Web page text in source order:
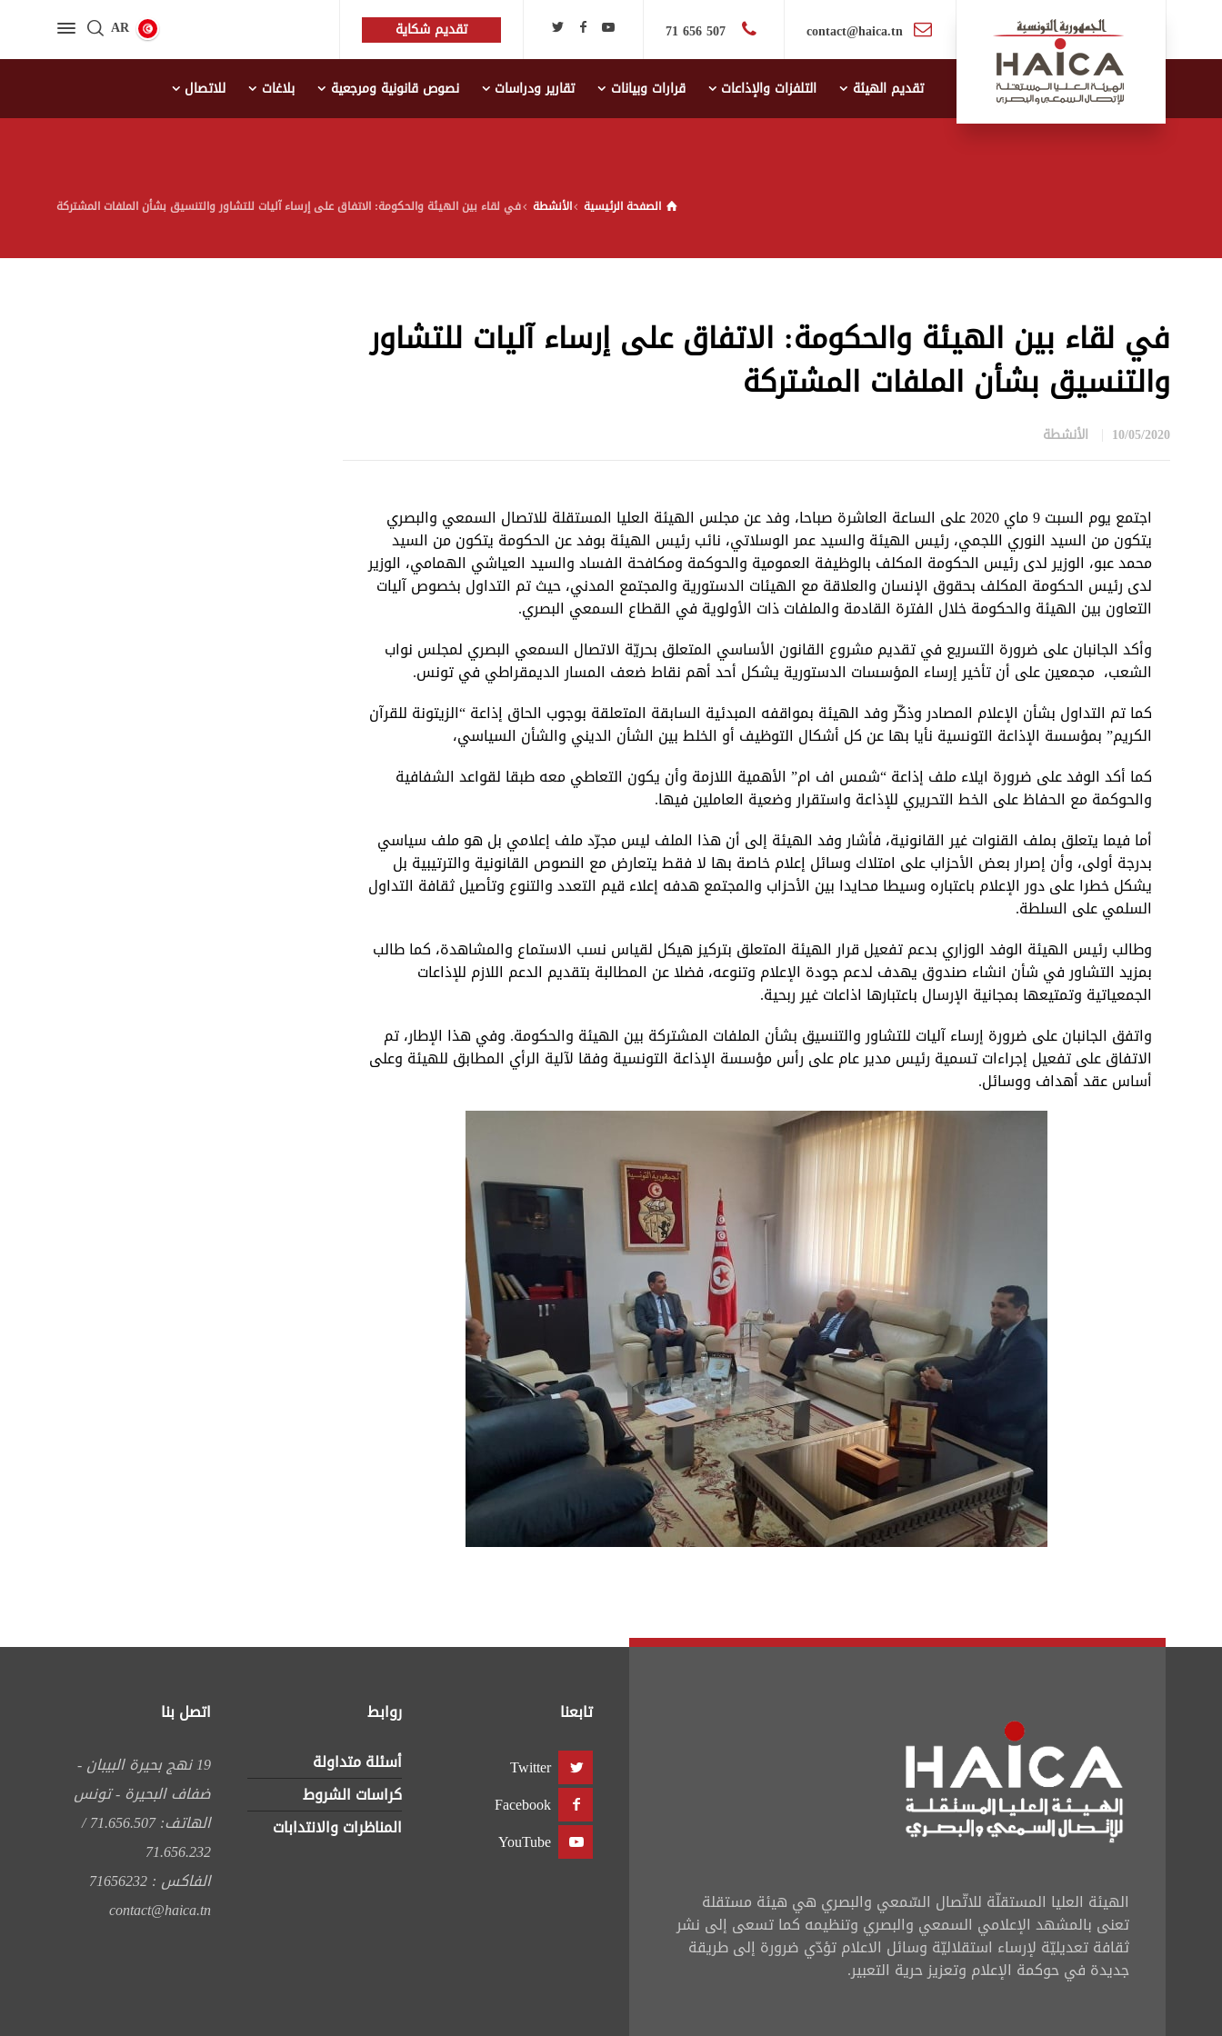
contact@haica.tn
507 656 71 تقديم شكاية AR
تقديم الهيئة التلفزات والإذاعات قرارات وبيانات تقارير ودراسات نصوص قانونية ومرجعية بلاغات للاتصال
الصفحة الرئيسية الأنشطة في لقاء بين الهيئة والحكومة: الاتفاق على إرساء آليات للتشاور والتنسيق بشأن الملفات المشتركة
في لقاء بين الهيئة والحكومة: الاتفاق على إرساء آليات للتشاور
والتنسيق بشأن الملفات المشتركة
10/05/2020 الأنشطة
اجتمع يوم السبت 9 ماي 2020 على الساعة العاشرة صباحا، وفد عن مجلس الهيئة العليا المستقلة للاتصال السمعي والبصري
يتكون من السيد النوري اللجمي، رئيس الهيئة والسيد عمر الوسلاتي، نائب رئيس الهيئة بوفد عن الحكومة يتكون من السيد
محمد عبو، الوزير لدى رئيس الحكومة المكلف بالوظيفة العمومية والحوكمة ومكافحة الفساد والسيد العياشي الهمامي، الوزير
لدى رئيس الحكومة المكلف بحقوق الإنسان والعلاقة مع الهيئات الدستورية والمجتمع المدني، حيث تم التداول بخصوص آليات
التعاون بين الهيئة والحكومة خلال الفترة القادمة والملفات ذات الأولوية في القطاع السمعي البصري.
وأكد الجانبان على ضرورة التسريع في تقديم مشروع القانون الأساسي المتعلق بحريّة الاتصال السمعي البصري لمجلس نواب
الشعب، مجمعين على أن تأخير إرساء المؤسسات الدستورية يشكل أحد أهم نقاط ضعف المسار الديمقراطي في تونس.
كما تم التداول بشأن الإعلام المصادر وذكّر وفد الهيئة بمواقفه المبدئية السابقة المتعلقة بوجوب الحاق إذاعة “الزيتونة للقرآن
الكريم” بمؤسسة الإذاعة التونسية نأيا بها عن كل أشكال التوظيف أو الخلط بين الشأن الديني والشأن السياسي،
كما أكد الوفد على ضرورة ايلاء ملف إذاعة “شمس اف ام” الأهمية اللازمة وأن يكون التعاطي معه طبقا لقواعد الشفافية
والحوكمة مع الحفاظ على الخط التحريري للإذاعة واستقرار وضعية العاملين فيها.
أما فيما يتعلق بملف القنوات غير القانونية، فأشار وفد الهيئة إلى أن هذا الملف ليس مجرّد ملف إعلامي بل هو ملف سياسي
بدرجة أولى، وأن إصرار بعض الأحزاب على امتلاك وسائل إعلام خاصة بها لا فقط يتعارض مع النصوص القانونية والترتيبية بل
يشكل خطرا على دور الإعلام باعتباره وسيطا محايدا بين الأحزاب والمجتمع هدفه إعلاء قيم التعدد والتنوع وتأصيل ثقافة التداول
السلمي على السلطة.
وطالب رئيس الهيئة الوفد الوزاري بدعم تفعيل قرار الهيئة المتعلق بتركيز هيكل لقياس نسب الاستماع والمشاهدة، كما طالب
بمزيد التشاور في شأن انشاء صندوق يهدف لدعم جودة الإعلام وتنوعه، فضلا عن المطالبة بتقديم الدعم اللازم للإذاعات
الجمعياتية وتمتيعها بمجانية الإرسال باعتبارها اذاعات غير ربحية.
واتفق الجانبان على ضرورة إرساء آليات للتشاور والتنسيق بشأن الملفات المشتركة بين الهيئة والحكومة. وفي هذا الإطار، تم
الاتفاق على تفعيل إجراءات تسمية رئيس مدير عام على رأس مؤسسة الإذاعة التونسية وفقا لآلية الرأي المطابق للهيئة وعلى
أساس عقد أهداف ووسائل.
الهيئة العليا المستقلّة للاتّصال السّمعي والبصري هي هيئة مستقلة
تعنى بالمشهد الإعلامي السمعي والبصري وتنظيمه كما تسعى إلى نشر
ثقافة تعديليّة لإرساء استقلاليّة وسائل الاعلام تؤدّي ضرورة إلى طريقة
جديدة في حوكمة الإعلام وتعزيز حرية التعبير.
تابعنا
Twitter
Facebook
YouTube
روابط
أسئلة متداولة
كراسات الشروط
المناظرات والانتدابات
اتصل بنا
19 نهج بحيرة البيبان -
ضفاف البحيرة - تونس
الهاتف: 71.656.507 /
71.656.232
الفاكس : 71656232
contact@haica.tn